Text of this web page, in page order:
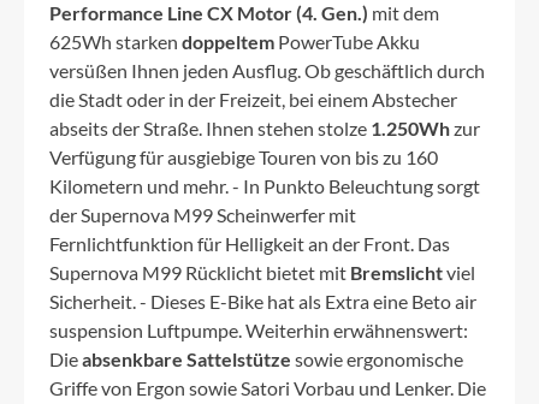
Performance Line CX Motor (4. Gen.) mit dem
625Wh starken doppeltem PowerTube Akku
versüßen Ihnen jeden Ausflug. Ob geschäftlich durch
die Stadt oder in der Freizeit, bei einem Abstecher
abseits der Straße. Ihnen stehen stolze 1.250Whzur
Verfügung für ausgiebige Touren von bis zu 160
Kilometern und mehr. - In Punkto Beleuchtung sorgt
der Supernova M99 Scheinwerfer mit
Fernlichtfunktion für Helligkeit an der Front. Das
Supernova M99 Rücklicht bietet mit Bremslichtviel
Sicherheit. - Dieses E-Bike hat als Extra eine Beto air
suspension Luftpumpe. Weiterhin erwähnenswert:
Dieabsenkbare Sattelstütze sowie ergonomische
Griffe von Ergon sowie Satori Vorbau und Lenker. Die